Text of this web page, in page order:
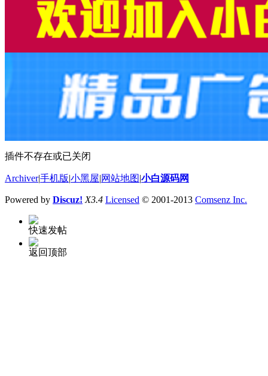
插件不存在或已关闭
Archiver|手机版 小黑屋 网站地图 小白源码网
Powered by Discuz! X3.4 Licensed © 2001-2013 Comsenz Inc.
快速发帖
返回顶部